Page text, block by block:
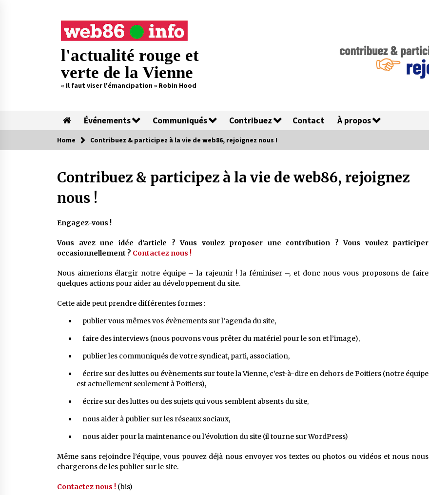
l'actualité rouge et
verte de la Vienne
« Il faut viser l'émancipation » Robin Hood
Événements Communiqués Contribuez Contact À propos
Home Contribuez & participez à la vie de web86, rejoignez nous !
Contribuez & participez à la vie de web86, rejoignez
nous !
Engagez-vous !
Vous avez une idée d’article ? Vous voulez proposer une contribution ? Vous voulez participer
occasionnellement ? Contactez nous !
Nous aimerions élargir notre équipe – la rajeunir ! la féminiser –, et donc nous vous proposons de faire
quelques actions pour aider au développement du site.
Cette aide peut prendre différentes formes :
publier vous mêmes vos évènements sur l’agenda du site,
faire des interviews (nous pouvons vous prêter du matériel pour le son et l’image),
publier les communiqués de votre syndicat, parti, association,
écrire sur des luttes ou évènements sur toute la Vienne, c’est-à-dire en dehors de Poitiers (notre équipe
est actuellement seulement à Poitiers),
écrire sur des luttes ou des sujets qui vous semblent absents du site,
nous aider à publier sur les réseaux sociaux,
nous aider pour la maintenance ou l’évolution du site (il tourne sur WordPress)
Même sans rejoindre l’équipe, vous pouvez déjà nous envoyer vos textes ou photos ou vidéos et nous nous
chargerons de les publier sur le site.
Contactez nous ! (bis)